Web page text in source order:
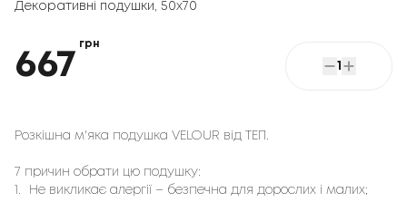
Декоративні подушки 50x70
667
грн
1
Розкішна м'яка подушка VELOUR від ТЕП.
7 причин обрати цю подушку:
Не викликає алергії – безпечна для дорослих і малих;